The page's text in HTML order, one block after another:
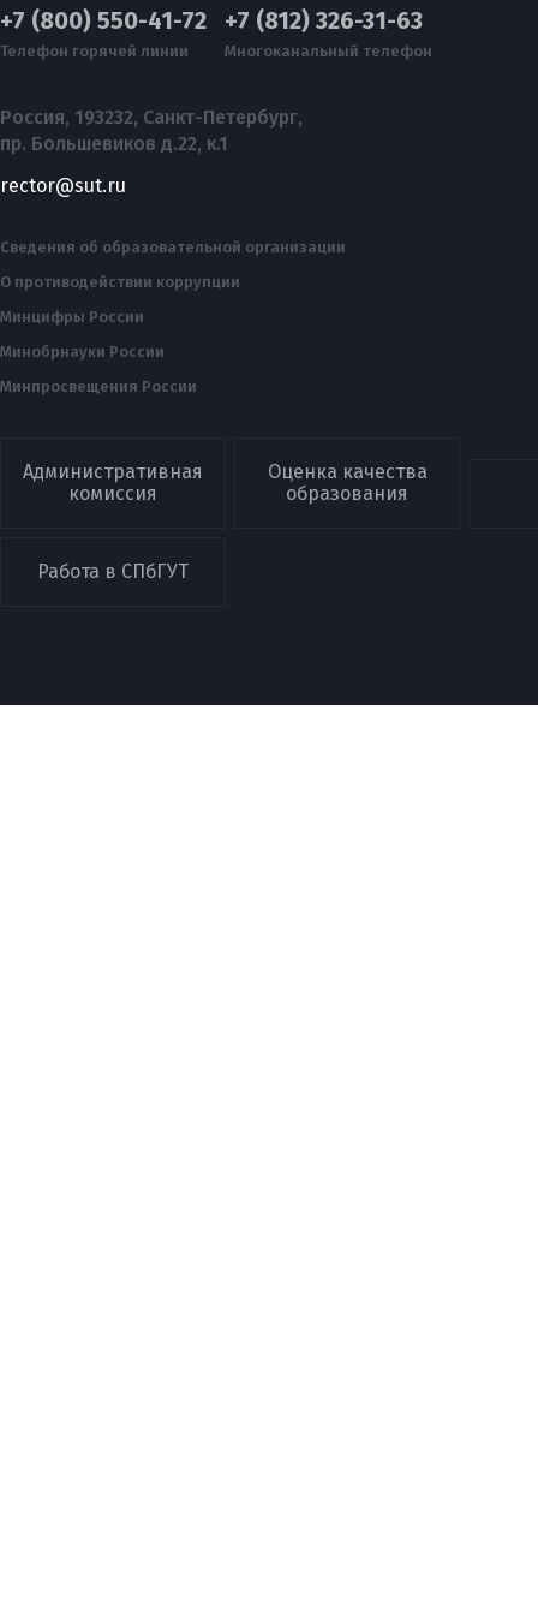
+7 (800) 550-41-72
Телефон горячей линии
+7 (812) 326-31-63
Многоканальный телефон
Россия, 193232, Санкт-Петербург,
пр. Большевиков д.22, к.1
rector@sut.ru
Сведения об образовательной организации
О противодействии коррупции
Минцифры России
Минобрнауки России
Минпросвещения России
Административная
комиссия
Оценка качества
образования
Работа в СПбГУТ